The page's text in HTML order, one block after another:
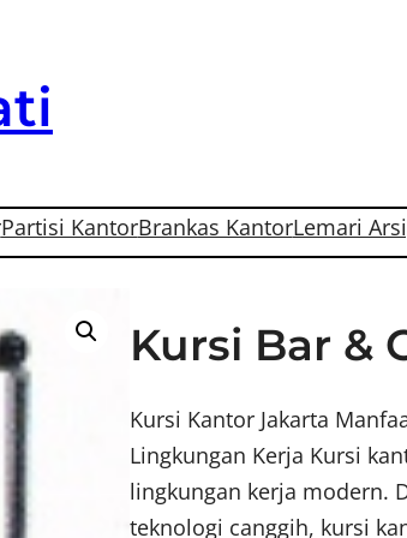
Partisi KantorBrankas KantorLemari
Kursi Bar &
Kursi Kantor Jakarta
Lingkungan Kerja Kursi
lingkungan kerja modern.
teknologi canggih, kursi